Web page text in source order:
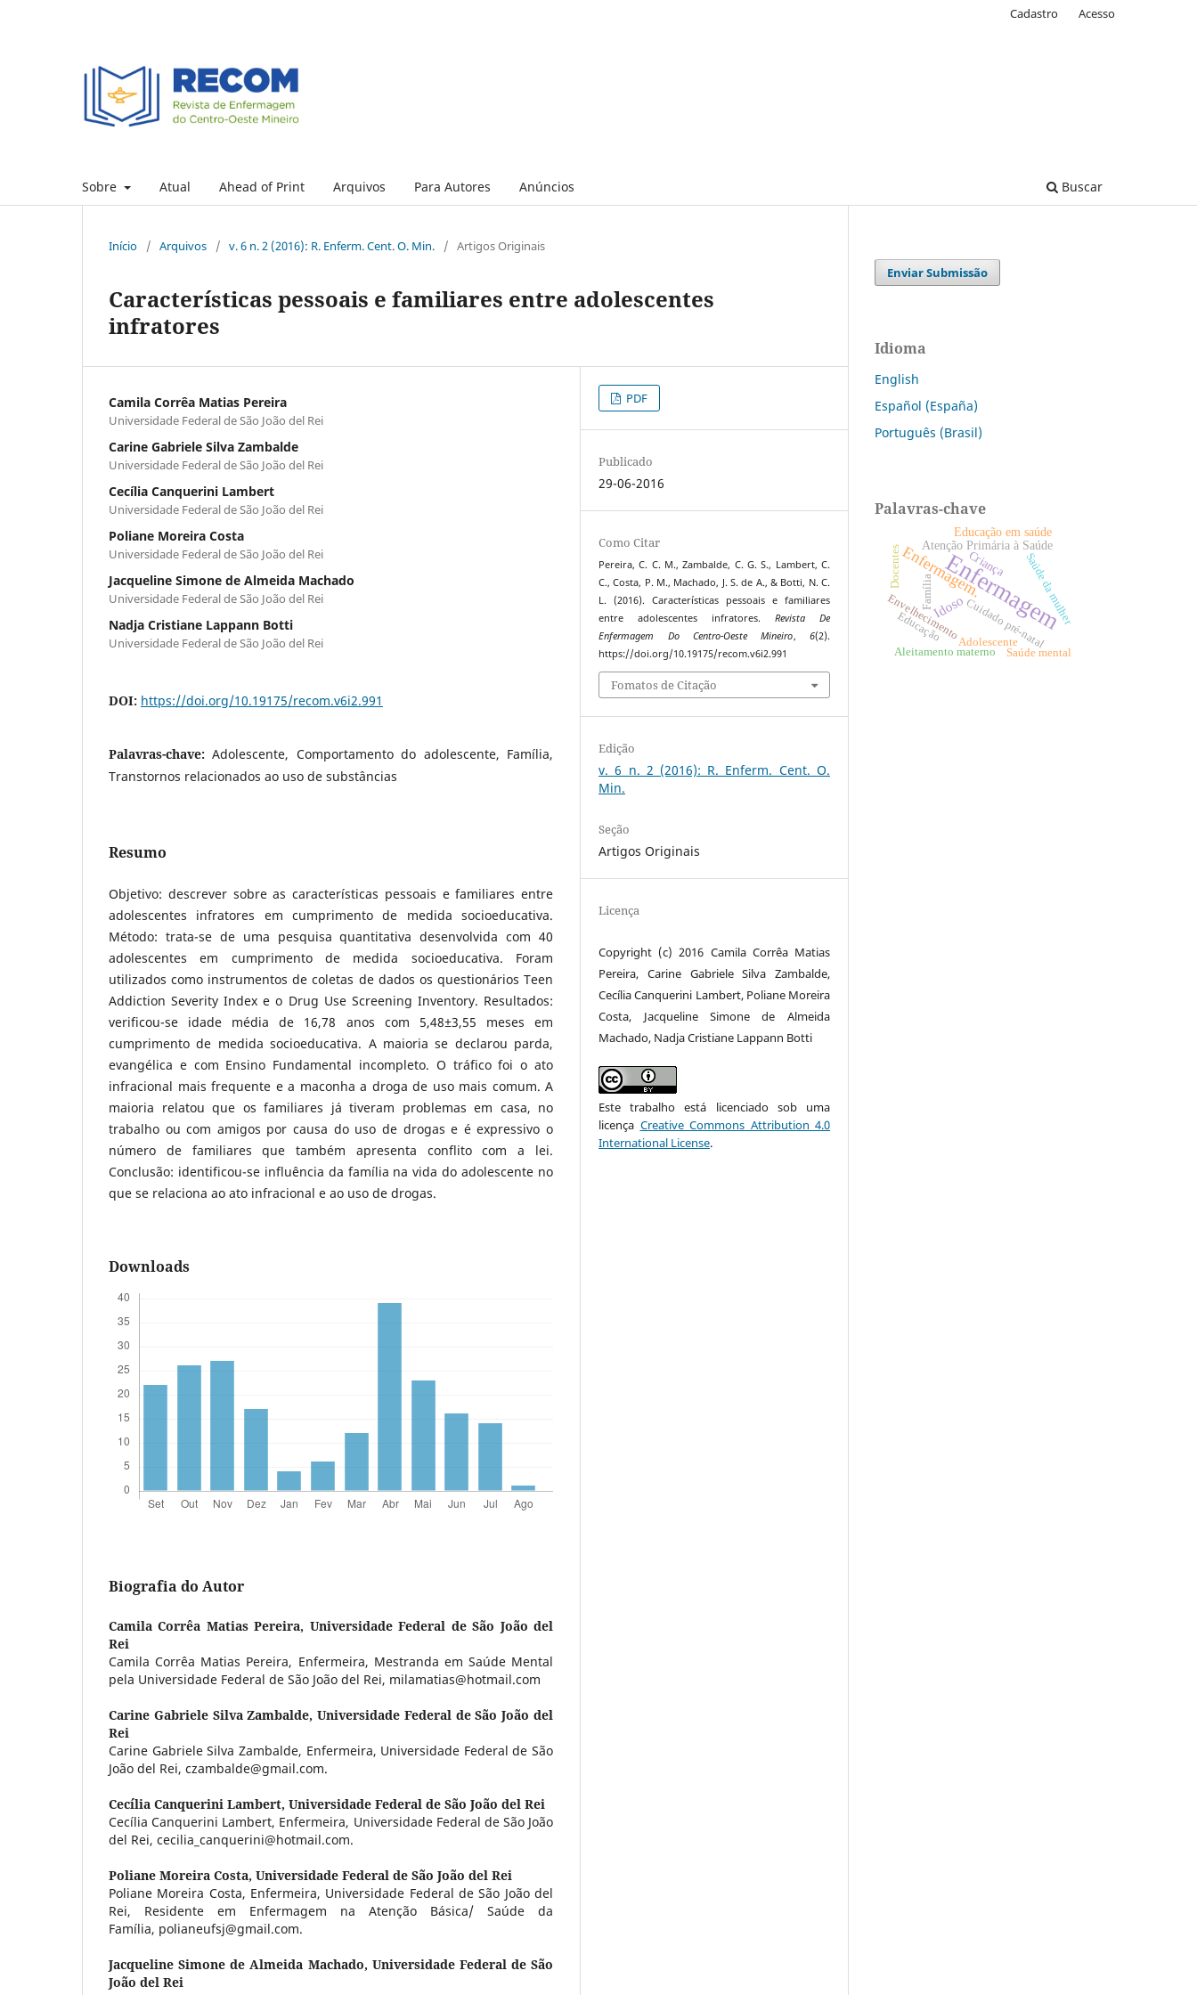
Sobre Atual Ahead of Print Arquivos Para Autores Anúncios Buscar
Cadastro Acesso
Início / Arquivos / v. 6 n. 2 (2016): R. Enferm. Cent. O. Min. / Artigos Originais
Características pessoais e familiares entre adolescentes
infratores
Camila Corrêa Matias Pereira
Universidade Federal de São João del Rei
Carine Gabriele Silva Zambalde
Universidade Federal de São João del Rei
Cecília Canquerini Lambert
Universidade Federal de São João del Rei
Poliane Moreira Costa
Universidade Federal de São João del Rei
Jacqueline Simone de Almeida Machado
Universidade Federal de São João del Rei
Nadja Cristiane Lappann Botti
Universidade Federal de São João del Rei
DOI: https://doi.org/10.19175/recom.v6i2.991
Palavras-chave:Adolescente, Comportamento do adolescente, Família,
Transtornos relacionados ao uso de substâncias
Resumo
Objetivo: descrever sobre as características pessoais e familiares entre
adolescentes infratores em cumprimento de medida socioeducativa.
Método: trata-se de uma pesquisa quantitativa desenvolvida com 40
adolescentes em cumprimento de medida socioeducativa. Foram
utilizados como instrumentos de coletas de dados os questionários Teen
Addiction Severity Index e o Drug Use Screening Inventory. Resultados:
verificou-se idade média de 16,78 anos com 5,48±3,55 meses em
cumprimento de medida socioeducativa. A maioria se declarou parda,
evangélica e com Ensino Fundamental incompleto. O tráfico foi o ato
infracional mais frequente e a maconha a droga de uso mais comum. A
maioria relatou que os familiares já tiveram problemas em casa, no
trabalho ou com amigos por causa do uso de drogas e é expressivo o
número de familiares que também apresenta conflito com a lei.
Conclusão: identificou-se influência da família na vida do adolescente no
que se relaciona ao ato infracional e ao uso de drogas.
Downloads
Biografia do Autor
Camila Corrêa Matias Pereira, Universidade Federal de São João del
Rei
Camila Corrêa Matias Pereira, Enfermeira, Mestranda em Saúde Mental
pela Universidade Federal de São João del Rei, milamatias@hotmail.com
Carine Gabriele Silva Zambalde,Universidade Federal de São João del
Rei
Carine Gabriele Silva Zambalde, Enfermeira, Universidade Federal de São
João del Rei, czambalde@gmail.com.
Cecília Canquerini Lambert, Universidade Federal de São João del Rei
Cecília Canquerini Lambert, Enfermeira, Universidade Federal de São João
del Rei, cecilia_canquerini@hotmail.com.
Poliane Moreira Costa, Universidade Federal de São João del Rei
Poliane Moreira Costa, Enfermeira, Universidade Federal de São João del
Rei, Residente em Enfermagem na Atenção Básica/ Saúde da
Família, polianeufsj@gmail.com.
Jacqueline Simone de Almeida Machado, Universidade Federal de São
João del Rei
PDF
Publicado
29-06-2016
Como Citar
Pereira, C. C. M., Zambalde, C. G. S., Lambert, C.
C., Costa, P. M., Machado, J. S. de A., & Botti, N. C.
L. (2016). Características pessoais e familiares
entre adolescentes infratores. Revista De
Enfermagem Do Centro-Oeste Mineiro, 6(2).
https://doi.org/10.19175/recom.v6i2.991
Fomatos de Citação
Edição
v. 6 n. 2 (2016): R. Enferm. Cent. O.
Min.
Seção
Artigos Originais
Licença
Copyright (c) 2016 Camila Corrêa Matias
Pereira, Carine Gabriele Silva Zambalde,
Cecília Canquerini Lambert, Poliane Moreira
Costa, Jacqueline Simone de Almeida
Machado, Nadja Cristiane Lappann Botti
Este trabalho está licenciado sob uma
licença Creative Commons Attribution 4.0
International License.
Enviar Submissão
Idioma
English
Español (España)
Português (Brasil)
Palavras-chave
Enfermagem
Enfermagem.
Idoso
Atenção Primária à Saúde
Criança
Educação em saúde
Cuidado pré-natal
Envelhecimento Saúde da mulher
Adolescente
Família
Aleitamento materno Saúde mental
Docentes
Educação